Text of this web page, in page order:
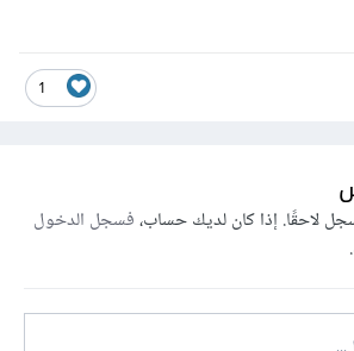
1
لاحقًا. إذا كان لديك حساب،فسجل الدخول